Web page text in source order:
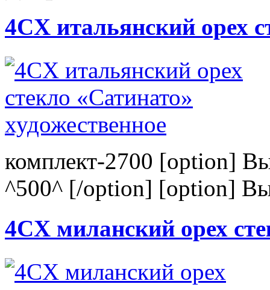
4CХ итальянский орех
комплект-2700 [option]
^500^ [/option] [option]
4CХ миланский орех